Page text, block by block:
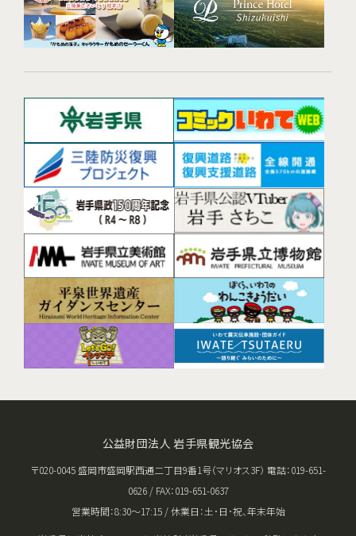
公益財団法人 岩手県観光協会
〒020-0045 盛岡市盛岡駅西通二丁目9番1号（マリオス3F） 電話：019-651-
0626 / FAX：019-651-0637
営業時間：8:30〜17:15 / 休業日：土･日･祝、年末年始